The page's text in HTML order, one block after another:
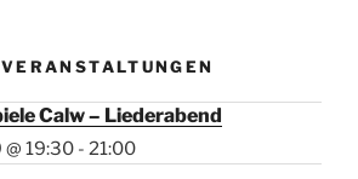
Calw – Liederabend
19:30 - 21:00